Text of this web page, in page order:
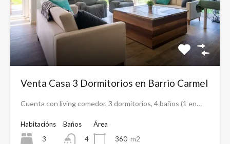
Venta Casa 3 Dormitorios en Barrio Carmel
Cuenta con living comedor, 3 dormitorios, 4 baños (1 en…
Habitacións
3
Baños
4
Área
360 m2